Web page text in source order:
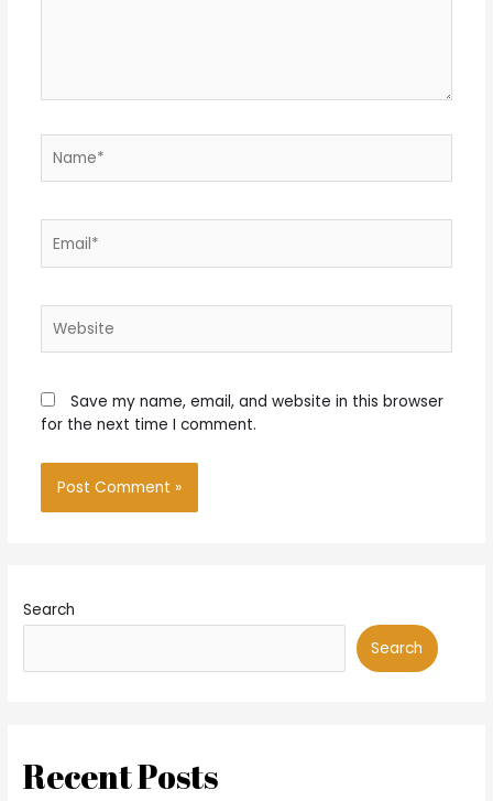
Save my name, email, and website in this browser
for the next time I comment.
Search
Search
Recent Posts